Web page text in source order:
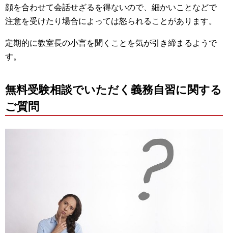
顔を合わせて会話せざるを得ないので、細かいことなどで
注意を受けたり場合によっては怒られることがあります。
定期的に教室長の小言を聞くことを気が引き締まるようで
す。
無料受験相談でいただく義務自習に関する
ご質問